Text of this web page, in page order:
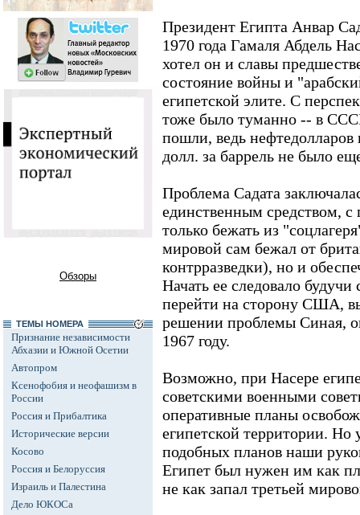
Обзоры
ТЕМЫ НОМЕРА
Признание независимости
Абхазии и Южной Осетии
Автопром
Ксенофобия и неофашизм в
России
Россия и Прибалтика
Исторические версии
Косово
Россия и Белоруссия
Израиль и Палестина
Дело ЮКОСа
Президент Египта Анвар
1970 года Гамаля Абдель
хотел он и славы
состояние войны и
египетской элите. С
тоже было туманно -- в
пошли, ведь
долл. за баррель не было
Проблема Садата
единственным средством,
только бежать из
мировой сам бежал от
контрразведки), но и
Начать ее следовало
перейти на сторону США,
решении проблемы Синая,
1967 году.
Возможно, при Насере
советскими военными
оперативные планы
египетской территории. Но
подобных планов наши
Египет был нужен им как
не как запал третьей